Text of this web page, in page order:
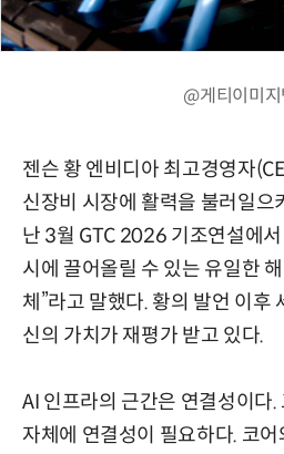
@게티이미
젠슨 황 엔비디아 최고경영자
신장비 시장에 활력을 불러일으
난 3월 GTC 2026 기조연설에
시에 끌어올릴 수 있는 유일한
체”라고 말했다. 황의 발언 이후
신의 가치가 재평가 받고 있다.
AI 인프라의 근간은 연결성이다
자체에 연결성이 필요하다. 코